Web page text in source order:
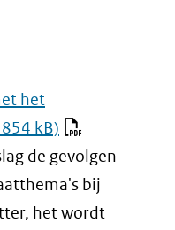
andere
website)
het
kB)
de gevolgen
bij
het wordt